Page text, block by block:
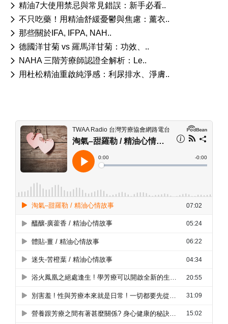
精油7大使用禁忌與常見錯誤：新手必看..
不只吃藥！用精油舒緩憂鬱與焦慮：薰衣..
那些關於IFA, IFPA, NAH..
德國洋甘菊 vs 羅馬洋甘菊：功效、..
NAHA 三階芳療師認證全解析：Le..
用杜松精油重啟純淨感：利尿排水、淨膚..